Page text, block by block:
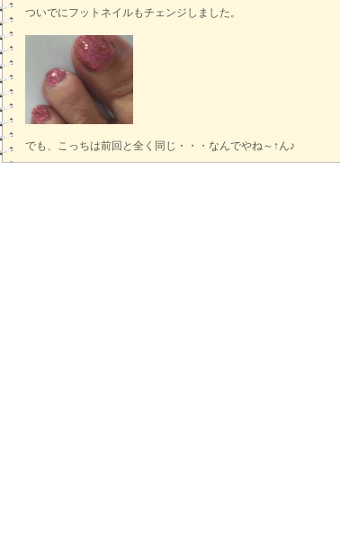
ついでにフットネイルもチェンジしました。
でも、こっちは前回と全く同じ・・・なんでやね～↑ん♪